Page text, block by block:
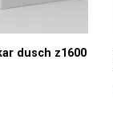
dusch z1600